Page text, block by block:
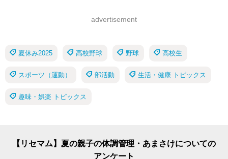
advertisement
夏休み2025 高校野球 野球 高校生
スポーツ（運動） 部活動 生活・健康 トピックス
趣味・娯楽 トピックス
【リセマム】夏の親子の体調管理・あまさけについての
アンケート